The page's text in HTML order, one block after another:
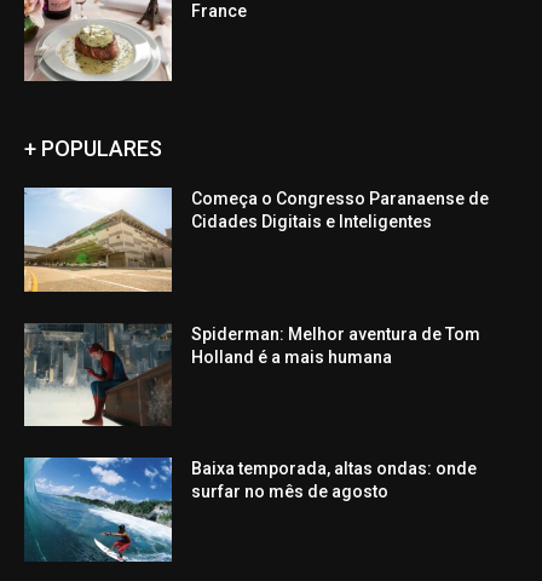
France
+ POPULARES
Começa o Congresso Paranaense de
Cidades Digitais e Inteligentes
Spiderman: Melhor aventura de Tom
Holland é a mais humana
Baixa temporada, altas ondas: onde
surfar no mês de agosto